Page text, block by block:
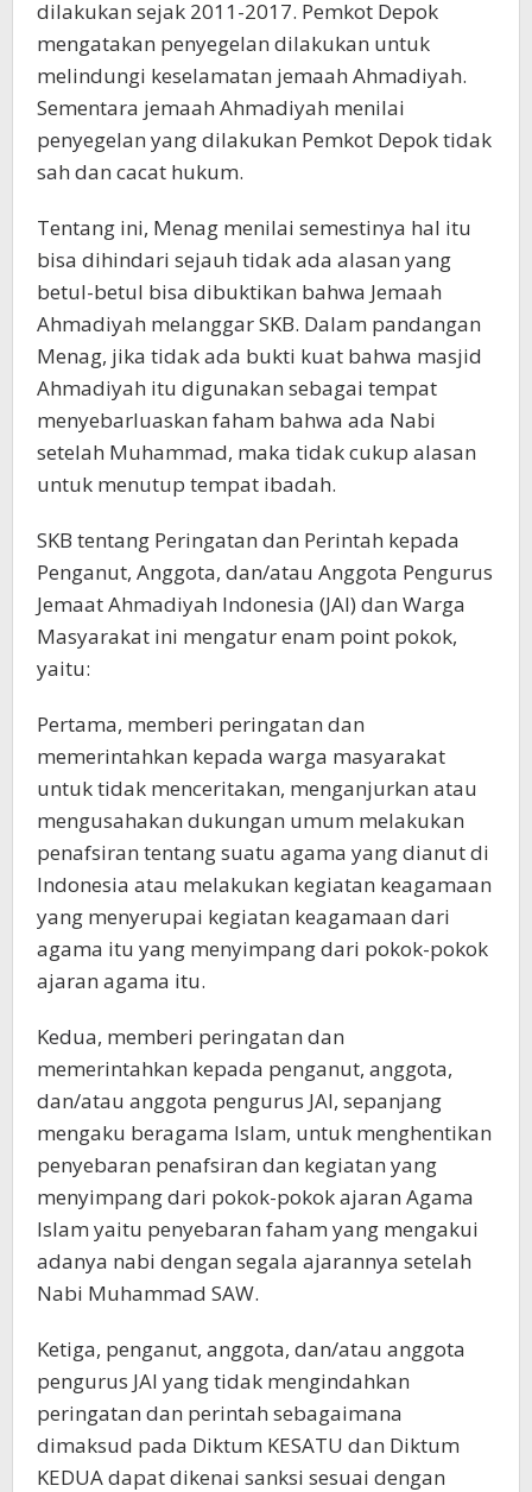
dilakukan sejak 2011-2017. Pemkot Depok
mengatakan penyegelan dilakukan untuk
melindungi keselamatan jemaah Ahmadiyah.
Sementara jemaah Ahmadiyah menilai
penyegelan yang dilakukan Pemkot Depok tidak
sah dan cacat hukum.
Tentang ini, Menag menilai semestinya hal itu
bisa dihindari sejauh tidak ada alasan yang
betul-betul bisa dibuktikan bahwa Jemaah
Ahmadiyah melanggar SKB. Dalam pandangan
Menag, jika tidak ada bukti kuat bahwa masjid
Ahmadiyah itu digunakan sebagai tempat
menyebarluaskan faham bahwa ada Nabi
setelah Muhammad, maka tidak cukup alasan
untuk menutup tempat ibadah.
SKB tentang Peringatan dan Perintah kepada
Penganut, Anggota, dan/atau Anggota Pengurus
Jemaat Ahmadiyah Indonesia (JAI) dan Warga
Masyarakat ini mengatur enam point pokok,
yaitu:
Pertama, memberi peringatan dan
memerintahkan kepada warga masyarakat
untuk tidak menceritakan, menganjurkan atau
mengusahakan dukungan umum melakukan
penafsiran tentang suatu agama yang dianut di
Indonesia atau melakukan kegiatan keagamaan
yang menyerupai kegiatan keagamaan dari
agama itu yang menyimpang dari pokok-pokok
ajaran agama itu.
Kedua, memberi peringatan dan
memerintahkan kepada penganut, anggota,
dan/atau anggota pengurus JAI, sepanjang
mengaku beragama Islam, untuk menghentikan
penyebaran penafsiran dan kegiatan yang
menyimpang dari pokok-pokok ajaran Agama
Islam yaitu penyebaran faham yang mengakui
adanya nabi dengan segala ajarannya setelah
Nabi Muhammad SAW.
Ketiga, penganut, anggota, dan/atau anggota
pengurus JAI yang tidak mengindahkan
peringatan dan perintah sebagaimana
dimaksud pada Diktum KESATU dan Diktum
KEDUA dapat dikenai sanksi sesuai dengan